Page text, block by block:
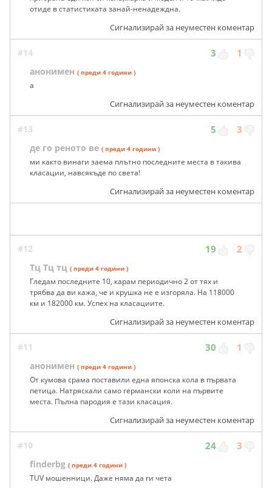
отиде в статистиката занай-ненадеждна.
Сигнализирай за неуместен коментар
#14 3 1
анонимен ( преди 4 години )
a
Сигнализирай за неуместен коментар
#13 5 3
де го реното ве ( преди 4 години )
ми както винаги заема плътно последните места в такива
класации, навсякъде по света!
Сигнализирай за неуместен коментар
#12 19 2
Тц Тц тц ( преди 4 години )
Гледам последните 10, карам периодично 2 от тях и
трябва да ви кажа, че и крушка не е изгоряла. На 118000
км и 182000 км. Успех на класациите.
Сигнализирай за неуместен коментар
#11 30 1
анонимен ( преди 4 години )
От кумова срама поставили една японска кола в първата
петица. Натряскали само германски коли на първите
места. Пълна пародия е тази класация.
Сигнализирай за неуместен коментар
#10 24 3
finderbg ( преди 4 години )
TUV мошенници. Даже няма да ги чета